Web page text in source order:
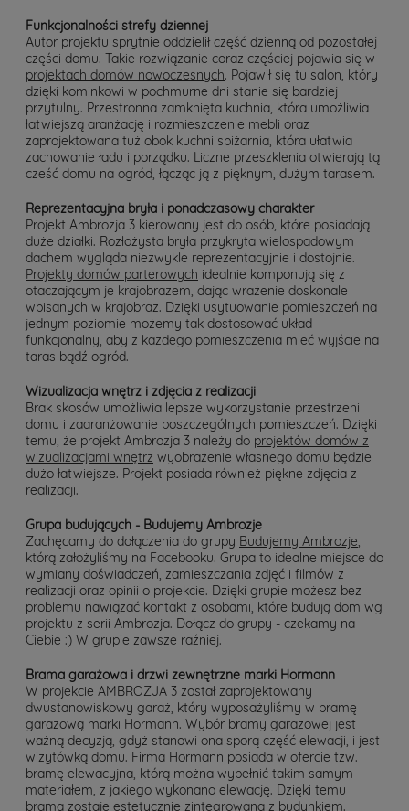
Funkcjonalności strefy dziennej
Autor projektu sprytnie oddzielił część dzienną od pozostałej
części domu. Takie rozwiązanie coraz częściej pojawia się w
projektach domów nowoczesnych. Pojawił się tu salon, który
dzięki kominkowi w pochmurne dni stanie się bardziej
przytulny. Przestronna zamknięta kuchnia, która umożliwia
łatwiejszą aranżację i rozmieszczenie mebli oraz
zaprojektowana tuż obok kuchni spiżarnia, która ułatwia
zachowanie ładu i porządku. Liczne przeszklenia otwierają tą
cześć domu na ogród, łącząc ją z pięknym, dużym tarasem.
Reprezentacyjna bryła i ponadczasowy charakter
Projekt Ambrozja 3 kierowany jest do osób, które posiadają
duże działki. Rozłożysta bryła przykryta wielospadowym
dachem wygląda niezwykle reprezentacyjnie i dostojnie.
Projekty domów parterowych idealnie komponują się z
otaczającym je krajobrazem, dając wrażenie doskonale
wpisanych w krajobraz. Dzięki usytuowanie pomieszczeń na
jednym poziomie możemy tak dostosować układ
funkcjonalny, aby z każdego pomieszczenia mieć wyjście na
taras bądź ogród.
Wizualizacja wnętrz i zdjęcia z realizacji
Brak skosów umożliwia lepsze wykorzystanie przestrzeni
domu i zaaranżowanie poszczególnych pomieszczeń. Dzięki
temu, że projekt Ambrozja 3 należy do projektów domów z
wizualizacjami wnętrz wyobrażenie własnego domu będzie
dużo łatwiejsze. Projekt posiada również piękne zdjęcia z
realizacji.
Grupa budujących - Budujemy Ambrozje
Zachęcamy do dołączenia do grupy Budujemy Ambrozje
którą założyliśmy na Facebooku. Grupa to idealne miejsce do
wymiany doświadczeń, zamieszczania zdjęć i filmów z
realizacji oraz opinii o projekcie. Dzięki grupie możesz bez
problemu nawiązać kontakt z osobami, które budują dom wg
projektu z serii Ambrozja. Dołącz do grupy - czekamy na
Ciebie :) W grupie zawsze raźniej.
Brama garażowa i drzwi zewnętrzne marki Hormann
W projekcie AMBROZJA 3 został zaprojektowany
dwustanowiskowy garaż, który wyposażyliśmy w bramę
garażową marki Hormann. Wybór bramy garażowej jest
ważną decyzją, gdyż stanowi ona sporą część elewacji, i jest
wizytówką domu. Firma Hormann posiada w ofercie tzw.
bramę elewacyjna, którą można wypełnić takim samym
materiałem, z jakiego wykonano elewację. Dzięki temu
brama zostaje estetycznie zintegrowana z budynkiem.